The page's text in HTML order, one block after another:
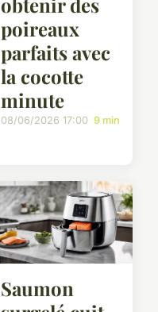
poireaux
parfaits avec
la cocotte
minute
08/06/2026 17:00 9 min
Saumon